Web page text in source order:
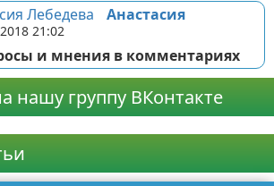
Анастасия
21:02
и мнения в комментариях
нашу группу ВКонтакте